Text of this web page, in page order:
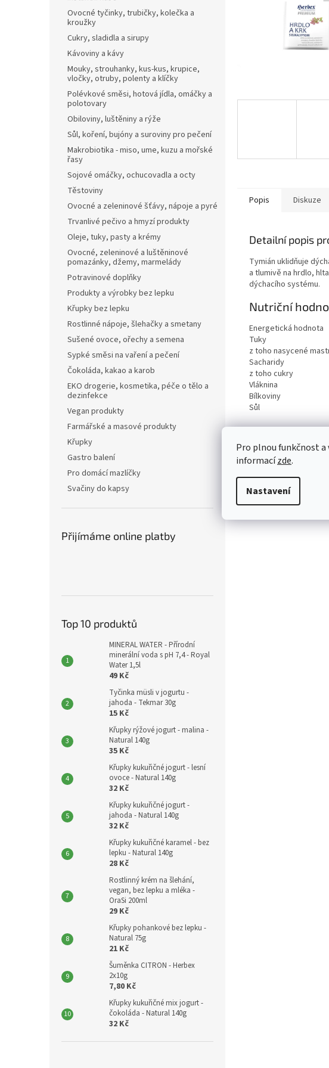
Pro plnou funkčnost a
informacízde.
Nastavení
Ovocné tyčinky, trubičky, kolečka a
kroužky
Cukry, sladidla a sirupy
Kávoviny a kávy
Mouky, strouhanky, kus-kus, krupice,
vločky, otruby, polenty a klíčky
Polévkové směsi, hotová jídla, omáčky a
polotovary
Obiloviny, luštěniny a rýže
Sůl, koření, bujóny a suroviny pro pečení
Makrobiotika - miso, ume, kuzu a mořské
řasy
Sojové omáčky, ochucovadla a octy
Těstoviny
Ovocné a zeleninové šťávy, nápoje a pyré
Trvanlivé pečivo a hmyzí produkty
Oleje, tuky, pasty a krémy
Ovocné, zeleninové a luštěninové
pomazánky, džemy, marmelády
Potravinové doplňky
Produkty a výrobky bez lepku
Křupky bez lepku
Rostlinné nápoje, šlehačky a smetany
Sušené ovoce, ořechy a semena
Sypké směsi na vaření a pečení
Čokoláda, kakao a karob
EKO drogerie, kosmetika, péče o tělo a
dezinfekce
Vegan produkty
Farmářské a masové produkty
Křupky
Gastro balení
Pro domácí mazlíčky
Svačiny do kapsy
Přijímáme online platby
Top 10 produktů
MINERAL WATER - Přírodní
minerální voda s pH 7,4 - Royal
Water 1,5l
49 Kč
Tyčinka müsli v jogurtu -
jahoda - Tekmar 30g
15 Kč
Křupky rýžové jogurt - malina -
Natural 140g
35 Kč
Křupky kukuřičné jogurt - lesní
ovoce - Natural 140g
32 Kč
Křupky kukuřičné jogurt -
jahoda - Natural 140g
32 Kč
Křupky kukuřičné karamel - bez
lepku - Natural 140g
28 Kč
Rostlinný krém na šlehání,
vegan, bez lepku a mléka -
OraSi 200ml
29 Kč
Křupky pohankové bez lepku -
Natural 75g
21 Kč
Šuměnka CITRON - Herbex
2x10g
7,80 Kč
Křupky kukuřičné mix jogurt -
čokoláda - Natural 140g
32 Kč
Popis Diskuze
Detailní popis
Tymián uklidňuje
a tlumivě na hrdlo,
dýchacího systému.
Nutriční
Energetická hodnota
Tuky
z toho nasycené
Sacharidy
z toho cukry
Vláknina
Bílkoviny
Sůl